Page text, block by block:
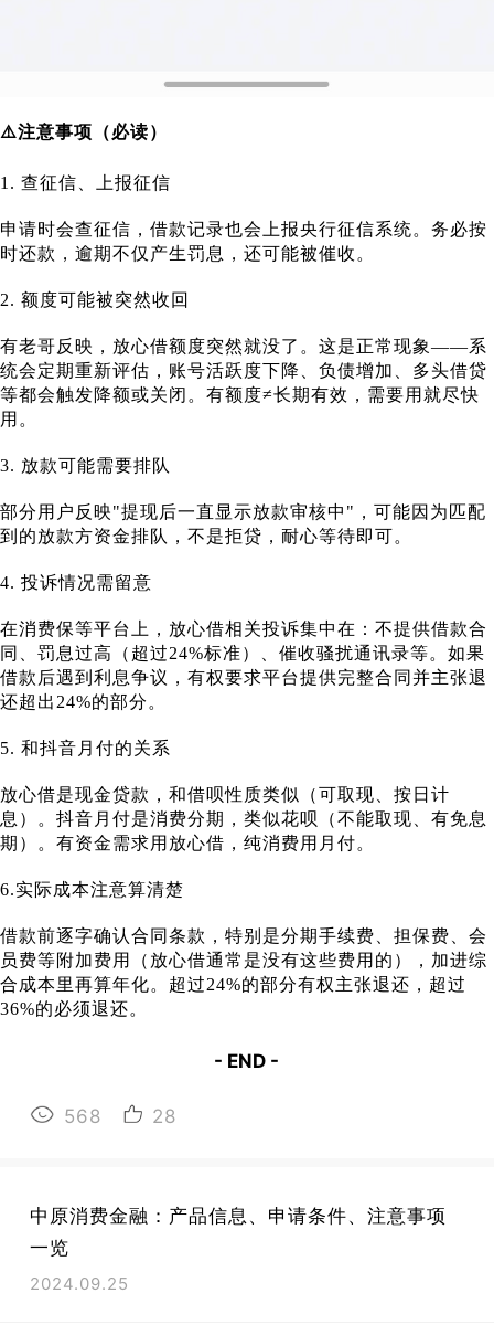
⚠️注意事项（必读）
1. 查征信、上报征信
申请时会查征信，借款记录也会上报央行征信系统。务必按
时还款，逾期不仅产生罚息，还可能被催收。
2. 额度可能被突然收回
有老哥反映，放心借额度突然就没了。这是正常现象——系
统会定期重新评估，账号活跃度下降、负债增加、多头借贷
等都会触发降额或关闭。有额度≠长期有效，需要用就尽快
用。
3. 放款可能需要排队
部分用户反映"提现后一直显示放款审核中"，可能因为匹配
到的放款方资金排队，不是拒贷，耐心等待即可。
4. 投诉情况需留意
在消费保等平台上，放心借相关投诉集中在：不提供借款合
同、罚息过高（超过24%标准）、催收骚扰通讯录等。如果
借款后遇到利息争议，有权要求平台提供完整合同并主张退
还超出24%的部分。
5. 和抖音月付的关系
放心借是现金贷款，和借呗性质类似（可取现、按日计
息）。抖音月付是消费分期，类似花呗（不能取现、有免息
期）。有资金需求用放心借，纯消费用月付。
6.实际成本注意算清楚
借款前逐字确认合同条款，特别是分期手续费、担保费、会
员费等附加费用（放心借通常是没有这些费用的），加进综
合成本里再算年化。超过24%的部分有权主张退还，超过
36%的必须退还。
- END -
568 28
中原消费金融：产品信息、申请条件、注意事项
一览
2024.09.25